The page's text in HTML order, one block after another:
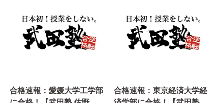
合格速報：愛媛大学工学部
合格速報：東京経済大学経